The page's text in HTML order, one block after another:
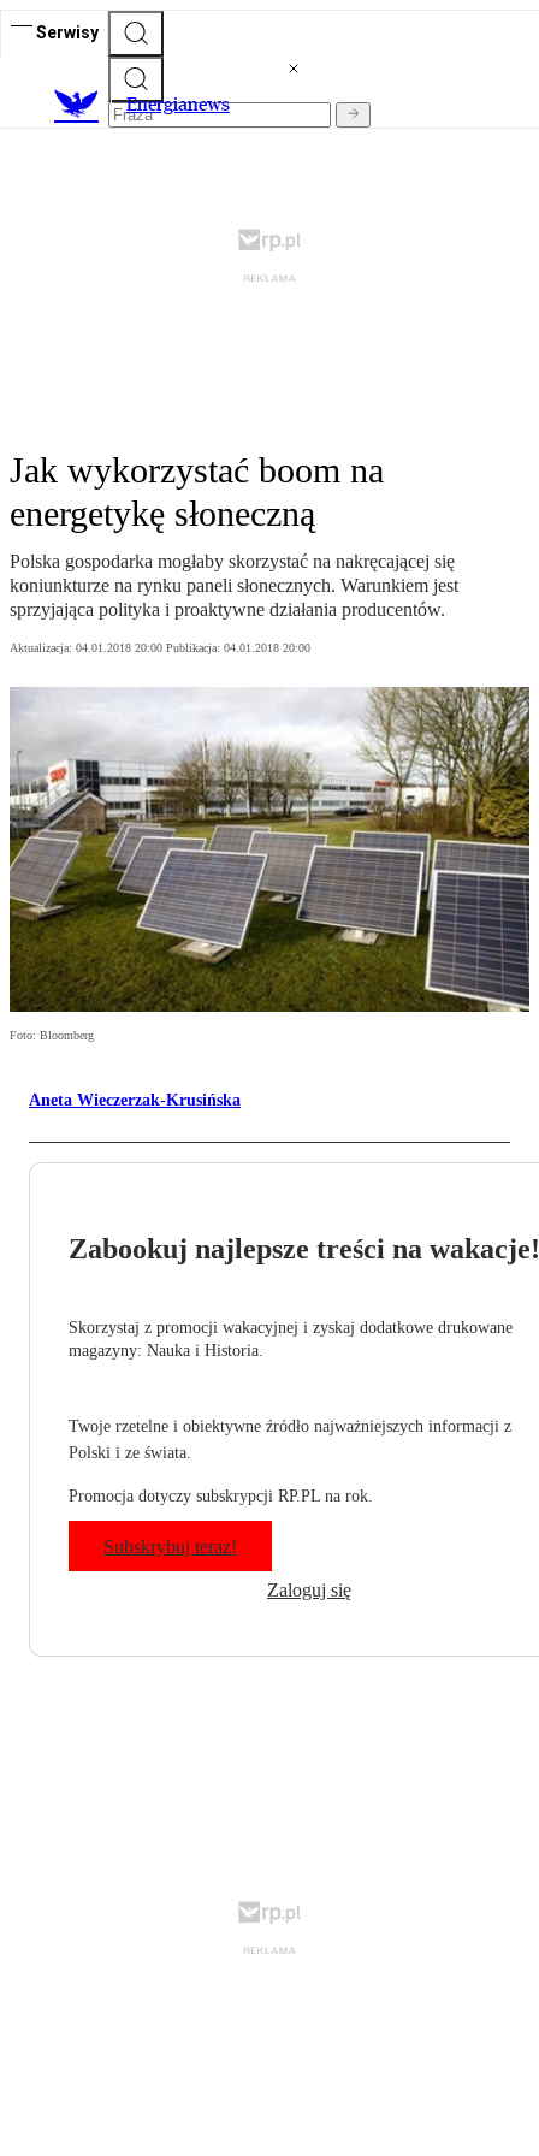
Serwisy
Energianews
Jak wykorzystać boom na
energetykę słoneczną
Polska gospodarka mogłaby skorzystać na nakręcającej się
koniunkturze na rynku paneli słonecznych. Warunkiem jest
sprzyjająca polityka i proaktywne działania producentów.
Aktualizacja: 04.01.2018 20:00 Publikacja: 04.01.2018 20:00
Foto: Bloomberg
Aneta Wieczerzak-Krusińska
Zabookuj najlepsze treści na wakacje!
Skorzystaj z promocji wakacyjnej i zyskaj dodatkowe drukowane
magazyny: Nauka i Historia.
Twoje rzetelne i obiektywne źródło najważniejszych informacji z
Polski i ze świata.
Promocja dotyczy subskrypcji RP.PL na rok.
Subskrybuj teraz!
Zaloguj się